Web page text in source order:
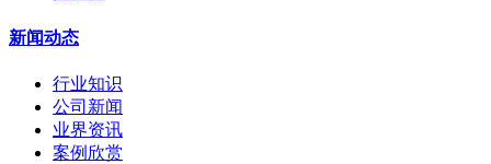
新闻动态
行业知识
公司新闻
业界资讯
案例欣赏